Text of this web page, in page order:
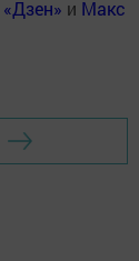
«Дзен» и Макс